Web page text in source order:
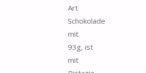
Art
Schokolade
mit
93g, ist
mit